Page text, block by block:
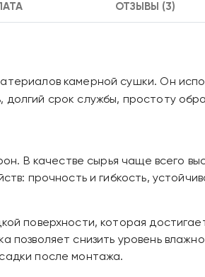
ОТЗЫВЫ (3)
камерной сушки. Он
срок службы, простоту
В качестве сырья чаще всего
прочность и гибкость,
поверхности, которая
снизить уровень
после монтажа.